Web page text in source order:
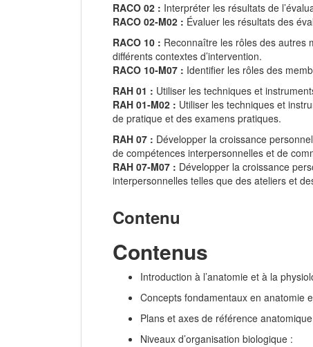
RACO 02 : Interpréter les résultats de
RACO 02‑M02 : Évaluer les résultats des
RACO 10 : Reconnaître les rôles des autres
différents contextes d’intervention.
RACO 10‑M07 : Identifier les rôles des
RAH 01 : Utiliser les techniques et
RAH 01‑M02 : Utiliser les techniques et
de pratique et des examens pratiques.
RAH 07 : Développer la croissance
de compétences interpersonnelles et de
RAH 07‑M07 : Développer la croissance
interpersonnelles telles que des ateliers et
Contenu
Contenus
Introduction à l’anatomie et à la
Concepts fondamentaux en anatomie
Plans et axes de référence anatomique
Niveaux d’organisation biologique :